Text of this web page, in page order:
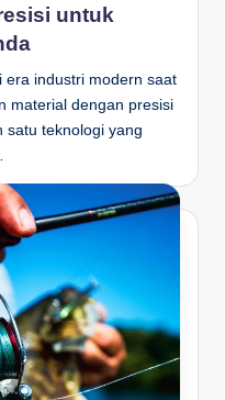
untuk
era industri modern saat
material dengan presisi
satu teknologi yang